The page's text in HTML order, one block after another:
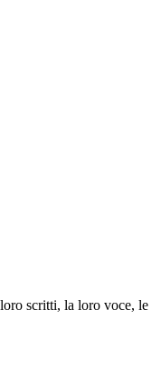
scritti, la loro voce, le